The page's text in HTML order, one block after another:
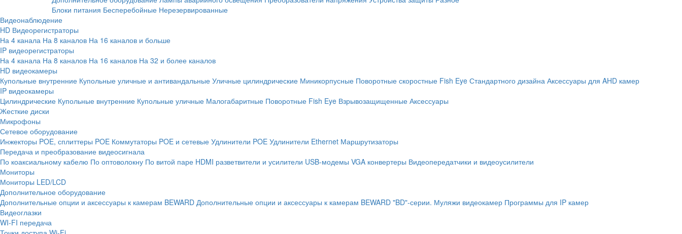
Блоки питания Бесперебойные Нерезервированные
Видеонаблюдение
HD Видеорегистраторы
На 4 канала На 8 каналов На 16 каналов и больше
IP видеорегистраторы
На 4 канала На 8 каналов На 16 каналов На 32 и более каналов
HD видеокамеры
Купольные внутренние Купольные уличные и антивандальные Уличные цилиндрические Миникорпусные Поворотные скоростные Fish Eye Стандартного дизайна Аксессуары для AHD камер
IP видеокамеры
Цилиндрические Купольные внутренние Купольные уличные Малогабаритные Поворотные Fish Eye Взрывозащищенные Аксессуары
Жесткие диски
Микрофоны
Сетевое оборудование
Инжекторы POE, сплиттеры POE Коммутаторы POE и сетевые Удлинители POE Удлинители Ethernet Маршрутизаторы
Передача и преобразование видеосигнала
По коаксиальному кабелю По оптоволокну По витой паре HDMI разветвители и усилители USB-модемы VGA конвертеры Видеопередатчики и видеоусилители
Мониторы
Мониторы LED/LCD
Дополнительное оборудование
Дополнительные опции и аксессуары к камерам BEWARD Дополнительные опции и аксессуары к камерам BEWARD "BD"-серии. Муляжи видеокамер Программы для IP камер
Видеоглазки
WI-FI передача